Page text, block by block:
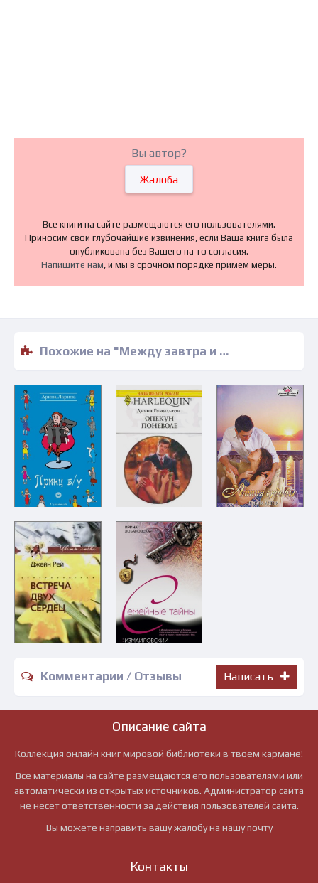
Вы автор?
Жалоба
Все книги на сайте размещаются его пользователями.
Приносим свои глубочайшие извинения, если Ваша книга была
опубликована без Вашего на то согласия.
Напишите нам, и мы в срочном порядке примем меры.
Похожие на "Между завтра и вчера - Элли Десмонд" книги читать бесплатно полные версии
Комментарии / Отзывы Написать
Описание сайта
Коллекция онлайн книг мировой библиотеки в твоем кармане!
Все материалы на сайте размещаются его пользователями или
автоматически из открытых источников. Администратор сайта
не несёт ответственности за действия пользователей сайта.
Вы можете направить вашу жалобу на нашу почту
Контакты